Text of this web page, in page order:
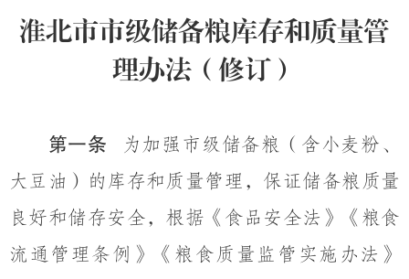
淮北市市级储备粮库存和质量管
理办法（修订）
第一条
为加强市级储备粮（含小麦粉、
大豆油）的库存和质量管理，保证储备粮质量
良好和储存安全，根据《食品安全法》《粮食
流通管理条例》《粮食质量监管实施办法》